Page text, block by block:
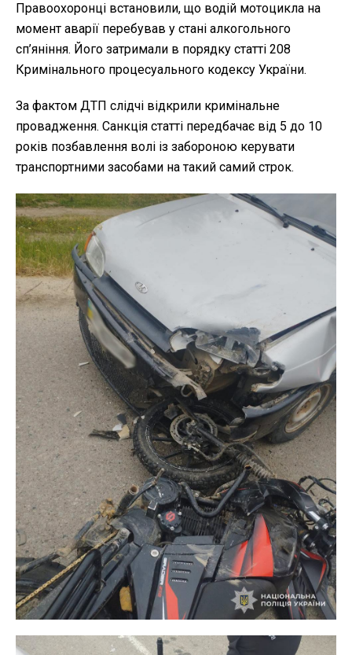
Правоохоронці встановили, що водій мотоцикла на
момент аварії перебував у стані алкогольного
сп’яніння. Його затримали в порядку статті 208
Кримінального процесуального кодексу України.
За фактом ДТП слідчі відкрили кримінальне
провадження. Санкція статті передбачає від 5 до 10
років позбавлення волі із забороною керувати
транспортними засобами на такий самий строк.